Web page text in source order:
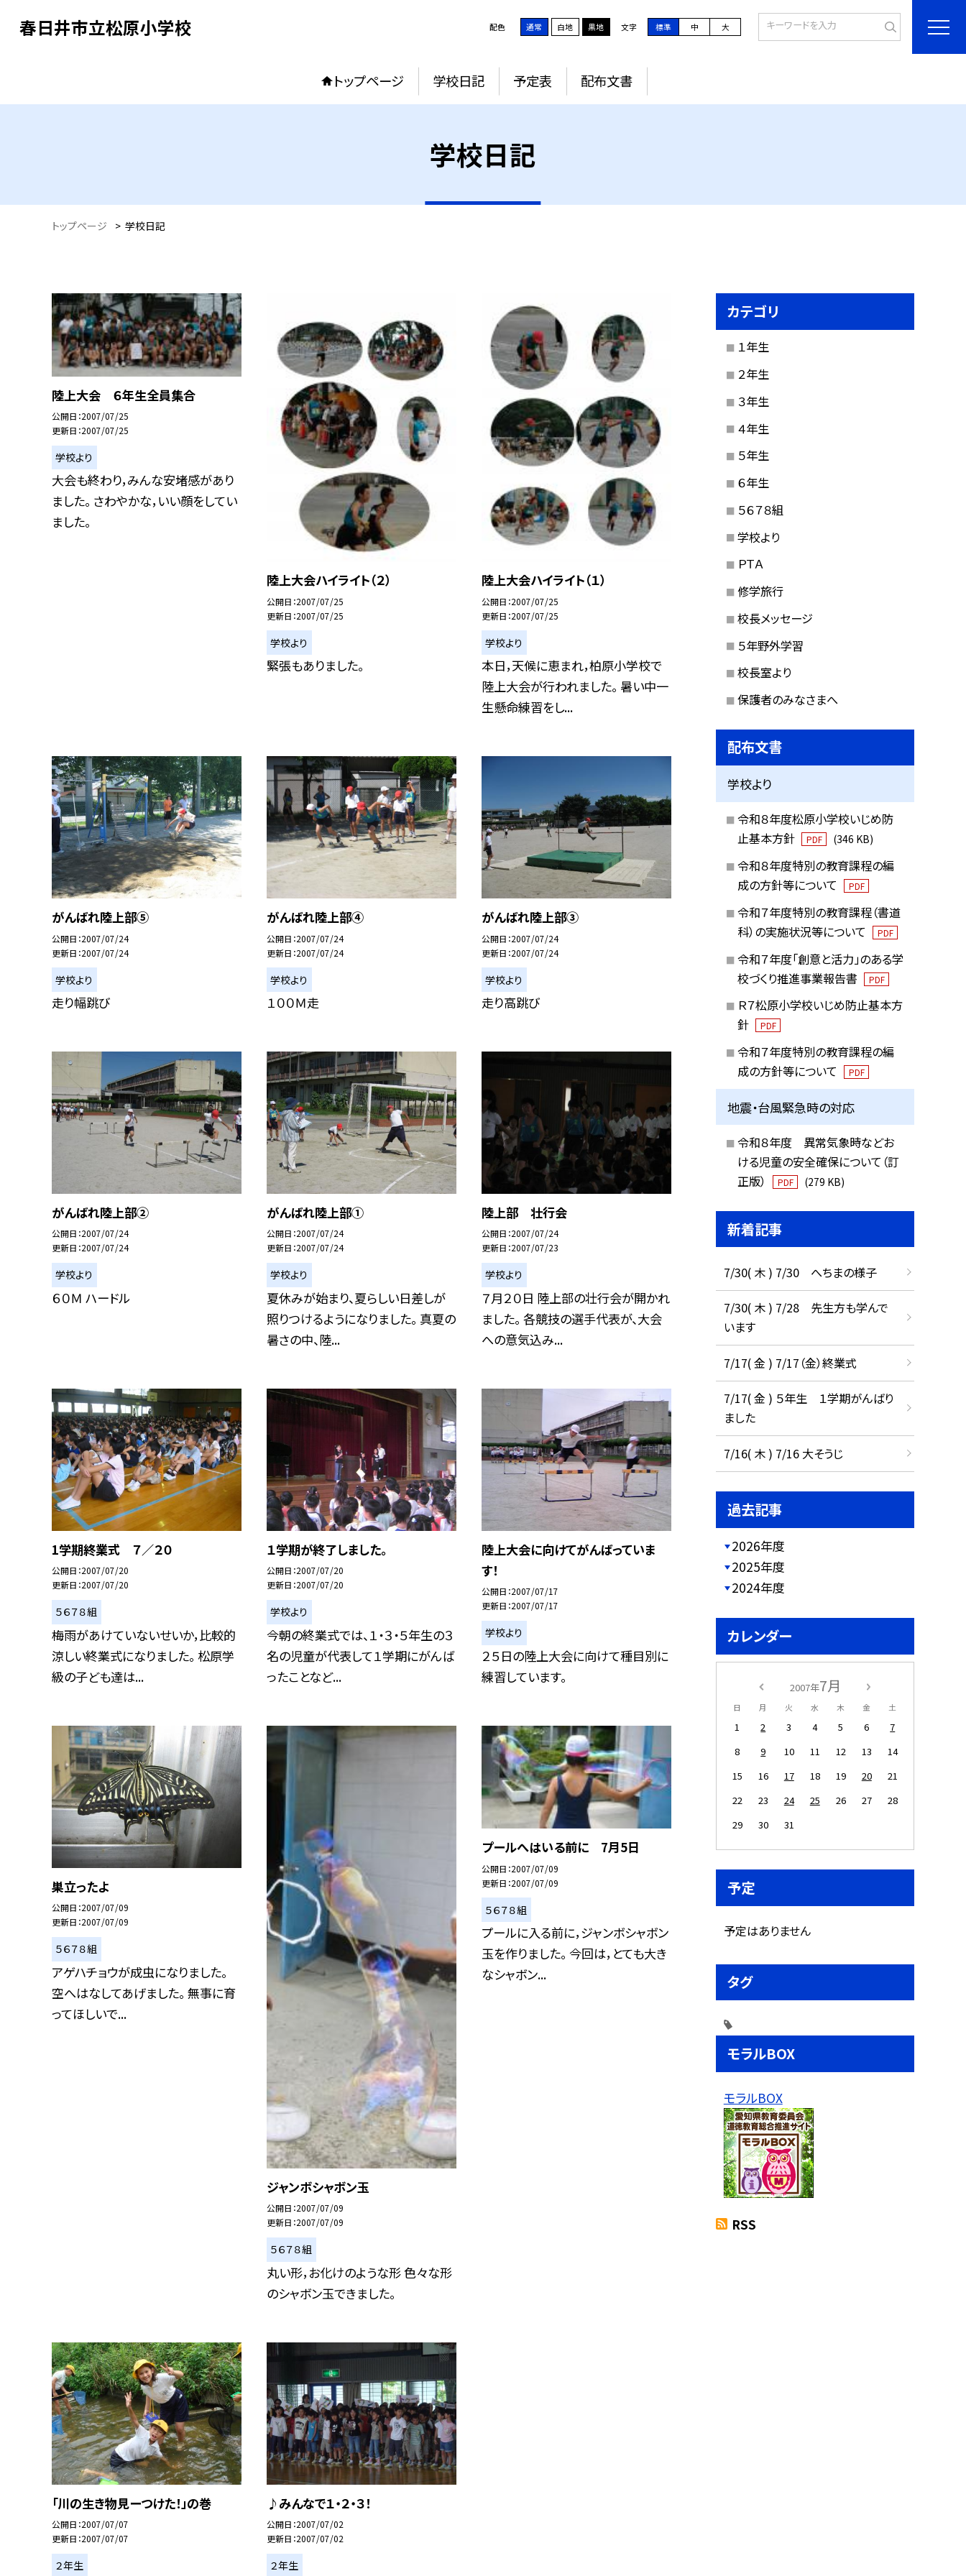
春日井市立松原小学校 配色 通常 白地 黒地 文字 標準 中 大
トップページ 学校日記 予定表 配布文書
学校日記
トップページ > 学校日記
陸上大会 ６年生全員集合
公開日 2007/07/25
更新日 2007/07/25
学校より
大会も終わり，みんな安堵感があり
ました。 さわやかな，いい顔をしてい
ました。
陸上大会ハイライト（２）
公開日 2007/07/25
更新日 2007/07/25
学校より
緊張もありました。
陸上大会ハイライト（１）
公開日 2007/07/25
更新日 2007/07/25
学校より
本日，天候に恵まれ，柏原小学校で
陸上大会が行われました。 暑い中一
生懸命練習をし...
がんばれ陸上部⑤
公開日 2007/07/24
更新日 2007/07/24
学校より
走り幅跳び
がんばれ陸上部④
公開日 2007/07/24
更新日 2007/07/24
学校より
１００Ｍ走
がんばれ陸上部③
公開日 2007/07/24
更新日 2007/07/24
学校より
走り高跳び
がんばれ陸上部②
公開日 2007/07/24
更新日 2007/07/24
学校より
６０Ｍ ハードル
がんばれ陸上部①
公開日 2007/07/24
更新日 2007/07/24
学校より
夏休みが始まり、夏らしい日差しが
照りつけるようになりました。 真夏の
暑さの中、陸...
陸上部 壮行会
公開日 2007/07/24
更新日 2007/07/23
学校より
７月２０日 陸上部の壮行会が開かれ
ました。 各競技の選手代表が、大会
への意気込み...
1学期終業式 ７／２０
公開日 2007/07/20
更新日 2007/07/20
５６７８組
梅雨があけていないせいか，比較的
涼しい終業式になりました。 松原学
級の子ども達は...
１学期が終了しました。
公開日 2007/07/20
更新日 2007/07/20
学校より
今朝の終業式では、１・３・５年生の３
名の児童が代表して１学期にがんば
ったことなど...
陸上大会に向けてがんばっていま
す！
公開日 2007/07/17
更新日 2007/07/17
学校より
２５日の陸上大会に向けて種目別に
練習しています。
巣立ったよ
公開日 2007/07/09
更新日 2007/07/09
５６７８組
アゲハチョウが成虫になりました。
空へはなしてあげました。 無事に育
ってほしいで...
ジャンボシャボン玉
公開日 2007/07/09
更新日 2007/07/09
５６７８組
丸い形，お化けのような形 色々な形
のシャボン玉できました。
プールへはいる前に 7月5日
公開日 2007/07/09
更新日 2007/07/09
５６７８組
プールに入る前に，ジャンボシャボン
玉を作りました。 今回は，とても大き
なシャボン...
「川の生き物見ーつけた！」の巻
公開日 2007/07/07
更新日 2007/07/07
２年生
♪みんなで１・２・３！
公開日 2007/07/02
更新日 2007/07/02
２年生
カテゴリ
１年生
２年生
３年生
４年生
５年生
６年生
５６７８組
学校より
ＰＴＡ
修学旅行
校長メッセージ
５年野外学習
校長室より
保護者のみなさまへ
配布文書
学校より
令和８年度松原小学校いじめ防
止基本方針
PDF (346 KB)
令和８年度特別の教育課程の編
成の方針等について
PDF
令和７年度特別の教育課程（書道
科）の実施状況等について
PDF
令和７年度「創意と活力」のある学
校づくり推進事業報告書
PDF
Ｒ７松原小学校いじめ防止基本方
針
PDF
令和７年度特別の教育課程の編
成の方針等について
PDF
地震・台風緊急時の対応
令和８年度 異常気象時などお
ける児童の安全確保について（訂
正版）
PDF (279 KB)
新着記事
7/30( 木 ) 7/30 へちまの様子
7/30( 木 ) 7/28 先生方も学んで
います
7/17( 金 ) 7/17（金）終業式
7/17( 金 ) ５年生 １学期がんばり
ました
7/16( 木 ) 7/16 大そうじ
過去記事
2026年度
2025年度
2024年度
カレンダー
2007年7月
日 月 火 水 木 金 土
1 2 3 4 5 6
7
8
9 10 11 12 13
14
15
16 17 18 19 20
21
22
23 24 25 26 27
28
29
30 31
予定
予定はありません
タグ
モラルBOX
モラルBOX
RSS